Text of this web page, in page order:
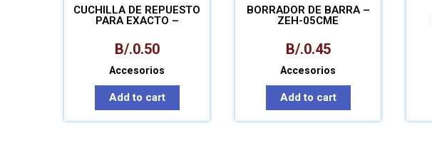
CUCHILLA DE REPUESTO
PARA EXACTO –
B/.0.50
Accesorios
Add to cart
BORRADOR DE BARRA –
ZEH-05CME
B/.0.45
Accesorios
Add to cart